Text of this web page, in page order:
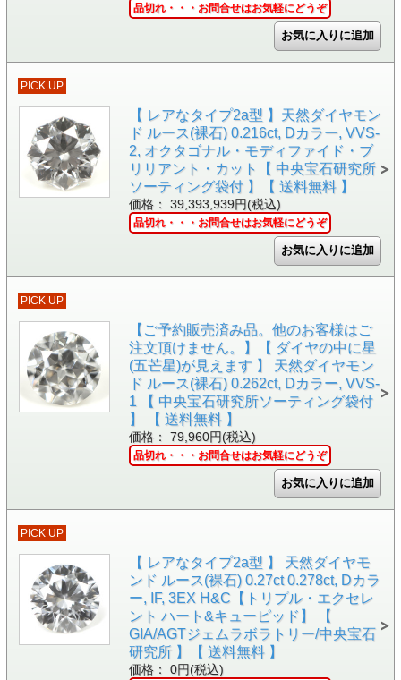
品切れ・・・お問合せはお気軽にどうぞ
PICK UP
【 レアなタイプ2a型 】天然ダイヤモン
ド ルース(裸石) 0.216ct, Dカラー, VVS-
2, オクタゴナル・モディファイド・ブ
リリアント・カット【 中央宝石研究所
ソーティング袋付 】【 送料無料 】
価格： 39,393,939円(税込)
品切れ・・・お問合せはお気軽にどうぞ
PICK UP
【ご予約販売済み品。他のお客様はご
注文頂けません。】【 ダイヤの中に星
(五芒星)が見えます 】 天然ダイヤモン
ド ルース(裸石) 0.262ct, Dカラー, VVS-
1 【 中央宝石研究所ソーティング袋付
】 【 送料無料 】
価格： 79,960円(税込)
品切れ・・・お問合せはお気軽にどうぞ
PICK UP
【 レアなタイプ2a型 】 天然ダイヤモ
ンド ルース(裸石) 0.27ct 0.278ct, Dカラ
ー, IF, 3EX H&C【トリプル・エクセレ
ント ハート&キューピッド】 【
GIA/AGTジェムラボラトリー/中央宝石
研究所 】【 送料無料 】
価格： 0円(税込)